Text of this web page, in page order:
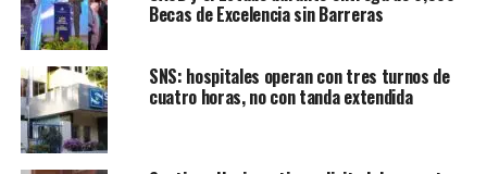
Becas de Excelencia sin Barreras
SNS: hospitales operan con tres turnos de
cuatro horas, no con tanda extendida